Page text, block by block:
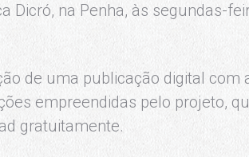
Dicró, na Penha, às segundas-
de uma publicação digital com
empreendidas pelo projeto,
gratuitamente.